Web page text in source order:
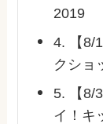
2019
4. 【8/
クショ
5. 【8/
イ！キ